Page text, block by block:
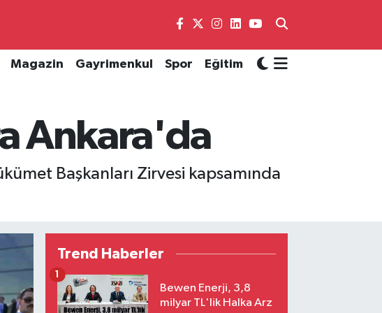
Magazin Gayrimenkul Spor Eğitim
Ankara'da
Başkanları Zirvesi kapsamında
Trend Haberler
Bewen Enerji, 3,8
milyar TL'lik Halka Arz
1